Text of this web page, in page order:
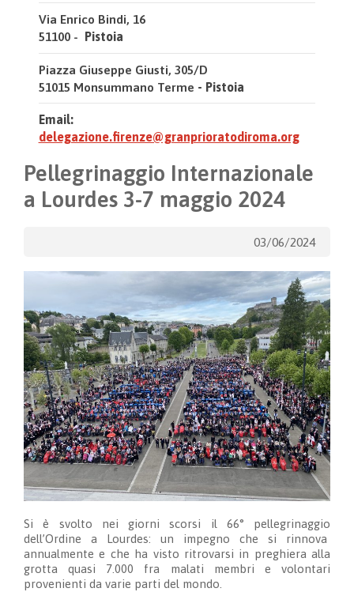
Via Enrico Bindi, 16
51100 - Pistoia
Piazza Giuseppe Giusti, 305/D
51015 Monsummano Terme - Pistoia
Email:
delegazione.firenze@granprioratodiroma.org
Pellegrinaggio Internazionale
a Lourdes 3-7 maggio 2024
03/06/2024
Si è svolto nei giorni scorsi il 66° pellegrinaggio
dell’Ordine a Lourdes: un impegno che si rinnova
annualmente e che ha visto ritrovarsi in preghiera alla
grotta quasi 7.000 fra malati membri e volontari
provenienti da varie parti del mondo.